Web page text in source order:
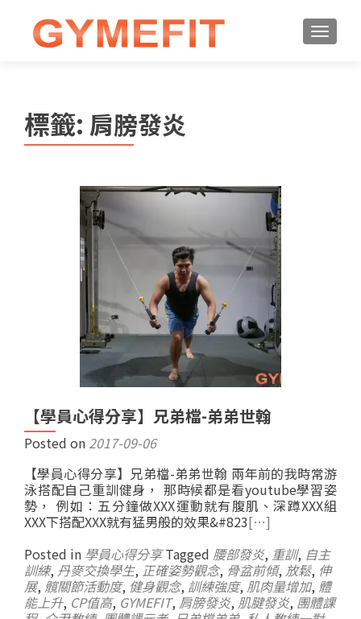
標籤: 肩膀發炎
【學員心得分享】兄弟檔-弟弟世翰
Posted on 2017-09-06
【學員心得分享】兄弟檔-弟弟世翰 兩年前的我時常游
泳搭配自己重訓健身， 那時候都是看youtube學習姿
勢， 例如：五分鐘做XXX運動就有腹肌、深蹲XXX組
XXX下搭配XXX就有猛男般的效果&#823[…]
Posted in 學員心得分享 Tagged 腰部發炎, 重訓, 自主
訓練, 丹麥交換學生, 正確姿勢觀念, 骨盆前傾, 放鬆, 伸
展, 髖關節活動度, 健身觀念, 訓練強度, 肌肉量增加, 體
能上升, CP值高, GYMEFIT, 肩膀發炎, 肌腱發炎, 團體課